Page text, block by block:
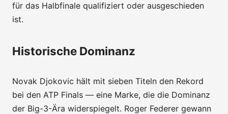
für das Halbfinale qualifiziert oder ausgeschieden
ist.
Historische Dominanz
Novak Djokovic hält mit sieben Titeln den Rekord
bei den ATP Finals — eine Marke, die die Dominanz
der Big-3-Ära widerspiegelt. Roger Federer gewann